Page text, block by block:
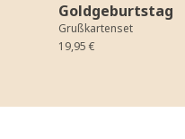
Goldgeburtstag
Grußkartenset
19,95 €